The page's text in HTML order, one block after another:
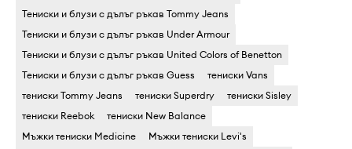
Тениски и блузи с дълъг ръкав Tommy Jeans
Тениски и блузи с дълъг ръкав Under Armour
Тениски и блузи с дълъг ръкав United Colors of Benetton
Тениски и блузи с дълъг ръкав Guess
тениски Vans
тениски Tommy Jeans
тениски Superdry
тениски Sisley
тениски Reebok
тениски New Balance
Мъжки тениски Medicine
Мъжки тениски Levi's